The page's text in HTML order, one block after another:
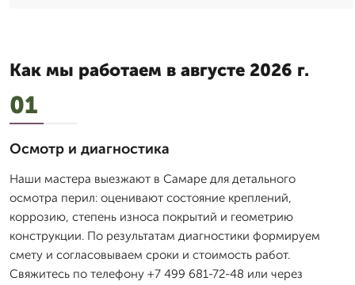
Как мы работаем в августе 2026 г.
01
Осмотр и диагностика
Наши мастера выезжают в Самаре для детального
осмотра перил: оценивают состояние креплений,
коррозию, степень износа покрытий и геометрию
конструкции. По результатам диагностики формируем
смету и согласовываем сроки и стоимость работ.
Свяжитесь по телефону +7 499 681-72-48 или через